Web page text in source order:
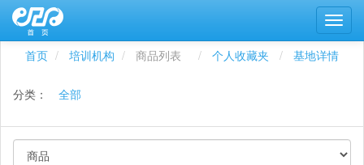
首页 培训机构 商品列表 基地详情
个人收藏夹
分类： 全部